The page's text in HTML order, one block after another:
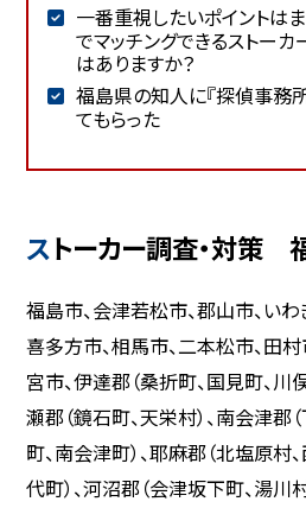
一番重視したいポイントは
でマッチングできるストー
はありますか？
福島県の知人に『探偵事務
てもらった
ストーカー調査・対策
福島市、会津若松市、郡山市、いわ
喜多方市、相馬市、二本松市、田
宮市、伊達郡（桑折町、国見町、川
瀬郡（鏡石町、天栄村）、南会津郡
町、南会津町）、耶麻郡（北塩原村
代町）、河沼郡（会津坂下町、湯川